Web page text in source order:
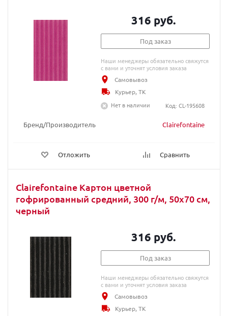
Бренд/Производитель Clairefontaine
Отложить Сравнить
316 руб.
Под заказ
Наши менеджеры обязательно свяжутся
с вами и уточнят условия заказа
Самовывоз
Курьер, ТК
Нет в наличии
Код: CL-195608
Clairefontaine Картон цветной
гофрированный средний, 300 г/м, 50х70 см,
черный
316 руб.
Под заказ
Наши менеджеры обязательно свяжутся
с вами и уточнят условия заказа
Самовывоз
Курьер, ТК